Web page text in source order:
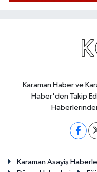
Karaman Haber ve
Haber'den Takip
Karaman Asayiş